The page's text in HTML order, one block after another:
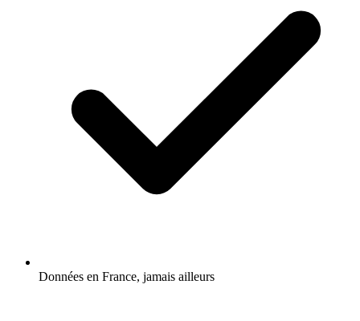
Données en France, jamais ailleurs